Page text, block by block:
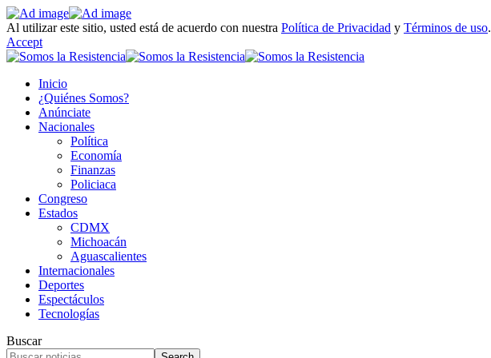
Al utilizar este sitio, usted está de acuerdo con nuestra Política de Privacidad y Términos de uso.
Accept
Inicio
¿Quiénes Somos?
Anúnciate
Nacionales
Política
Economía
Finanzas
Policiaca
Congreso
Estados
CDMX
Michoacán
Aguascalientes
Internacionales
Deportes
Espectáculos
Tecnologías
Buscar